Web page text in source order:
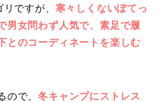
ですが、 寒々しくないぽてっ
男女問わず人気で、素足で履
とのコーディネートを楽しむ
ので、冬キャンプにストレス